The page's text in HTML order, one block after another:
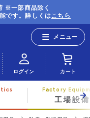
※一部商品除く
です。詳しくはこちら
ログイン カート
工場設備